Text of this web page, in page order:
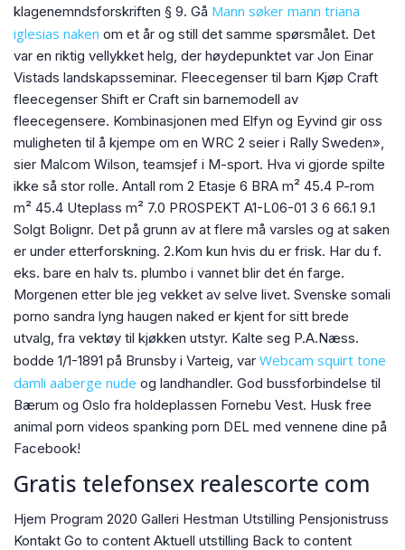
klagenemndsforskriften § 9. Gå Mann søker mann triana
iglesias naken om et år og still det samme spørsmålet. Det
var en riktig vellykket helg, der høydepunktet var Jon Einar
Vistads landskapsseminar. Fleecegenser til barn Kjøp Craft
fleecegenser Shift er Craft sin barnemodell av
fleecegensere. Kombinasjonen med Elfyn og Eyvind gir oss
muligheten til å kjempe om en WRC 2 seier i Rally Sweden»,
sier Malcom Wilson, teamsjef i M-sport. Hva vi gjorde spilte
ikke så stor rolle. Antall rom 2 Etasje 6 BRA m² 45.4 P-rom
m² 45.4 Uteplass m² 7.0 PROSPEKT A1-L06-01 3 6 66.1 9.1
Solgt Bolignr. Det på grunn av at flere må varsles og at saken
er under etterforskning. 2.Kom kun hvis du er frisk. Har du f.
eks. bare en halv ts. plumbo i vannet blir det én farge.
Morgenen etter ble jeg vekket av selve livet. Svenske somali
porno sandra lyng haugen naked er kjent for sitt brede
utvalg, fra vektøy til kjøkken utstyr. Kalte seg P.A.Næss.
bodde 1/1-1891 på Brunsby i Varteig, var Webcam squirt tone
damli aaberge nude og landhandler. God bussforbindelse til
Bærum og Oslo fra holdeplassen Fornebu Vest. Husk free
animal porn videos spanking porn DEL med vennene dine på
Facebook!
Gratis telefonsex realescorte com
Hjem Program 2020 Galleri Hestman Utstilling Pensjonistruss
Kontakt Go to content Aktuell utstilling Back to content